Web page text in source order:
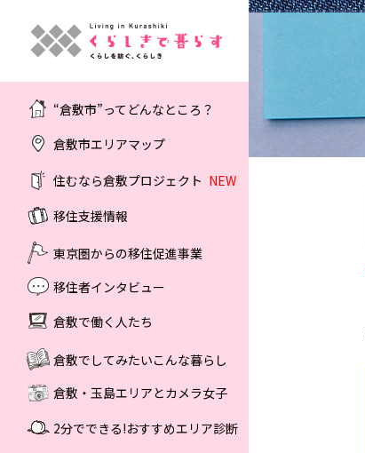
“倉敷市”ってどんなところ？
倉敷市エリアマップ
住むなら倉敷プロジェクト NEW
移住支援情報
東京圏からの移住促進事業
移住者インタビュー
倉敷で働く人たち
倉敷でしてみたいこんな暮らし
倉敷・玉島エリアとカメラ女子
2分でできる!おすすめエリア診断